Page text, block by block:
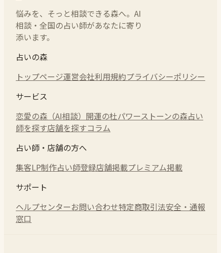
悩みを、そっと相談できる森へ。AI
相談・全国の占い師があなたに寄り
添います。
占いの森
トップページ運営会社利用規約プライバシーポリシー
サービス
恋愛の森（AI相談） 開運の杜パワーストーンの森占い
師を探す店舗を探すコラム
占い師・店舗の方へ
集客LP制作占い師登録店舗掲載プレミアム掲載
サポート
ヘルプセンターお問い合わせ特定商取引法安全・通報
窓口